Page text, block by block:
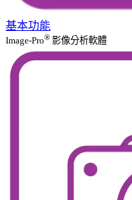
基本功能
Image-Pro® 影像分析軟體